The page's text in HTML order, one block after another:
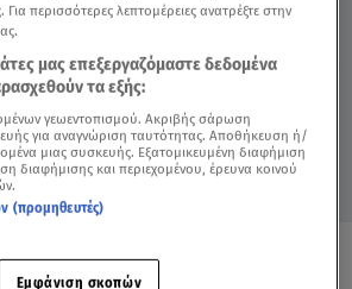
2026
περισσότερες λεπτομέρειες ανατρέξτε στην
μας επεξεργαζόμαστε δεδομένα
τα εξής:
γεωεντοπισμού. Ακριβής σάρωση
για αναγνώριση ταυτότητας. Αποθήκευση ή/
μιας συσκευής. Εξατομικευμένη διαφήμιση
διαφήμισης και περιεχομένου, έρευνα κοινού
(προμηθευτές)
Εμφάνιση σκοπών